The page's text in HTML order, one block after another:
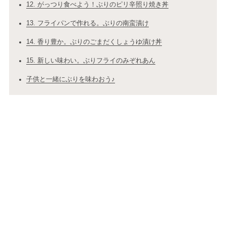
12. がっつり食べよう！ぶりのピリ辛照り焼き丼
13. フライパンで作れる。ぶりの南蛮漬け
14. 香り豊か。ぶりのごまだくしょうゆ漬け丼
15. 新しい味わい。ぶりフライのみぞれあん
子供と一緒にぶりを味わおう♪